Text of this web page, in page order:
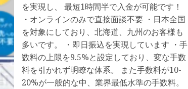
を実現し、 最短1時間半で入金が可能です！
・オンラインのみで直接面談不要 ・日本全国
を対象にしており、北海道、九州のお客様も
多いです。 ・即日振込を実現しています ・手
数料の上限を9.5%と設定しており、変な手数
料を引かれず明瞭な体系。 また手数料が10-
20%が一般的な中、業界最低水準の手数料。